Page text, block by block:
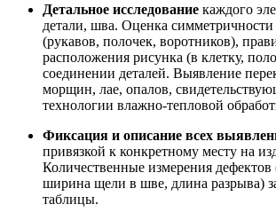
Детальное исследование каждого
детали, шва. Оценка
(рукавов, полочек, воротников),
расположения рисунка (в клетку,
соединении деталей. Выявление
морщин, лае, опалов,
технологии влажно-тепловой
Фиксация и описание всех
привязкой к конкретному месту на
Количественные измерения дефектов
ширина щели в шве, длина разрыва)
таблицы.